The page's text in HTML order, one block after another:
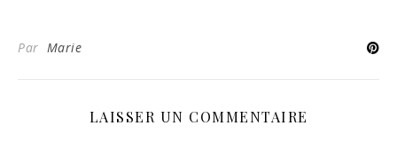
Par Marie
LAISSER UN COMMENTAIRE